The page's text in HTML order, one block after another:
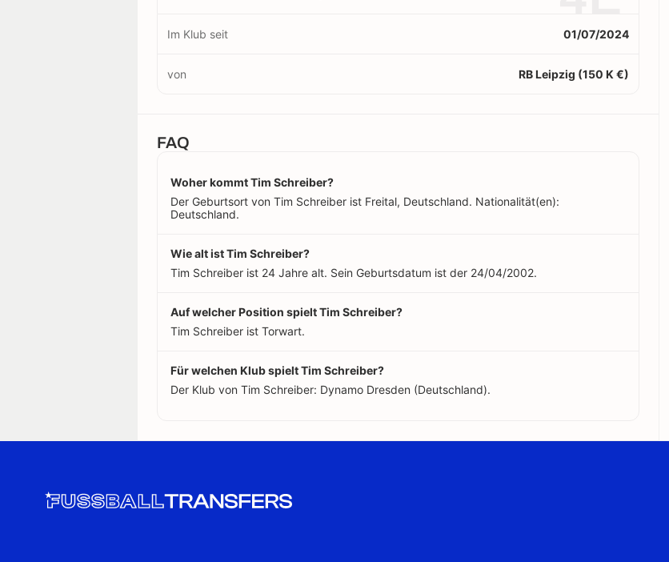
Im Klub seit 01/07/2024
von RB Leipzig (150 K €)
FAQ
Woher kommt Tim Schreiber?
Der Geburtsort von Tim Schreiber ist Freital, Deutschland. Nationalität(en):
Deutschland.
Wie alt ist Tim Schreiber?
Tim Schreiber ist 24 Jahre alt. Sein Geburtsdatum ist der 24/04/2002.
Auf welcher Position spielt Tim Schreiber?
Tim Schreiber ist Torwart.
Für welchen Klub spielt Tim Schreiber?
Der Klub von Tim Schreiber: Dynamo Dresden (Deutschland).